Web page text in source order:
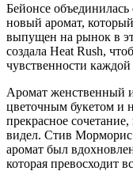
Бейонсе объединилась
новый аромат,
выпущен на рынок в
создала Heat Rush,
чувственности
Аромат женственный
цветочным букетом и
прекрасное
видел. Стив Морморис
аромат был
которая превосходит